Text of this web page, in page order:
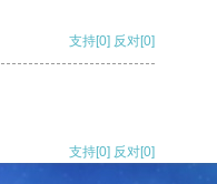
支持[0] 反对[0]
支持[0] 反对[0]